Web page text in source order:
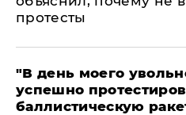
протесты
​"В день моего
успешно
баллистическую